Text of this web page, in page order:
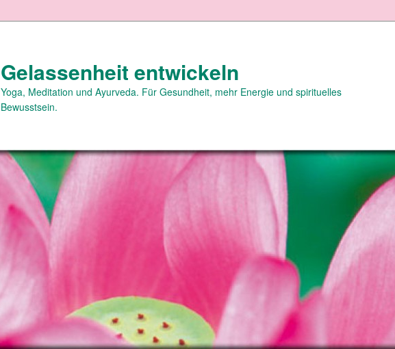
Gelassenheit entwickeln
Yoga, Meditation und Ayurveda. Für Gesundheit, mehr Energie und spirituelles
Bewusstsein.